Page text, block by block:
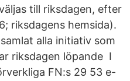
till riksdagen, efter
riksdagens hemsida).
alla initiativ som
riksdagen löpande I
FN:s 29 53 e-